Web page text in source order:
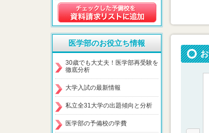
医学部のお役立ち情報
30歳でも大丈夫！医学部再受験を
徹底分析
大学入試の最新情報
私立全31大学の出題傾向と分析
医学部の予備校の学費